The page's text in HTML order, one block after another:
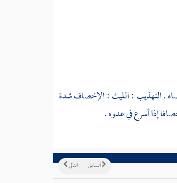
. التهذيب :الليث: الإخصاف شدة
إذا أسرع في عدوه .
التالي السابق